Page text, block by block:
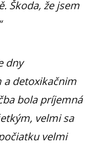
Škoda, že jsem
dny
detoxikačnim
bola príjemná
velmi sa
velmi